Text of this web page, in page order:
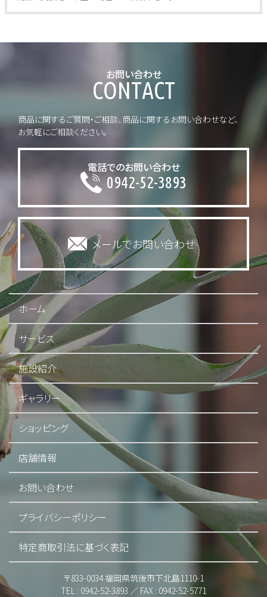
お問い合わせ
CONTACT
商品に関するご質問・ご相談、商品に関するお問い合わせなど、
お気軽にご相談ください。
電話でのお問い合わせ
0942-52-3893
メールでお問い合わせ
ホーム
サービス
施設紹介
ギャラリー
ショッピング
店舗情報
お問い合わせ
プライバシーポリシー
特定商取引法に基づく表記
〒833-0034 福岡県筑後市下北島1110-1
TEL : 0942-52-3893 ／ FAX : 0942-52-5771